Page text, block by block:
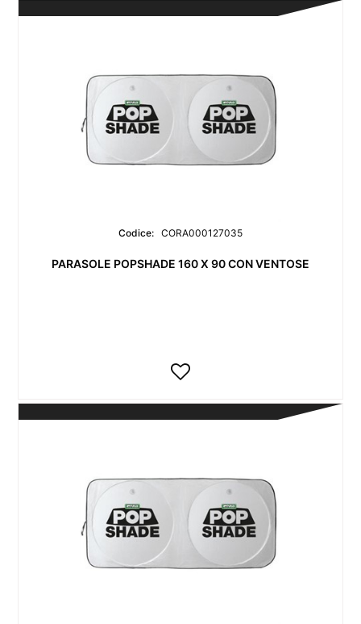
Codice: CORA000127035
PARASOLE POPSHADE 160 X 90 CON VENTOSE